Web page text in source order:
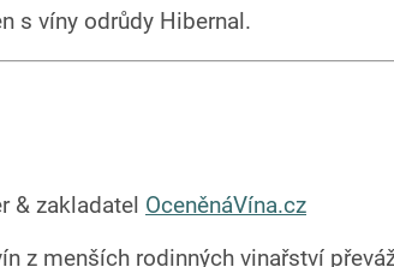
s víny odrůdy Hibernal.
& zakladatel OceněnáVína.cz
z menších rodinných vinařství